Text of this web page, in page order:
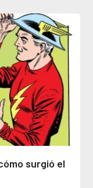
surgió el